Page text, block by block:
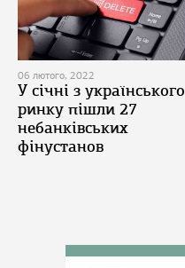
06 лютого, 2022
У січні з українського
ринку пішли 27
небанківських
фінустанов